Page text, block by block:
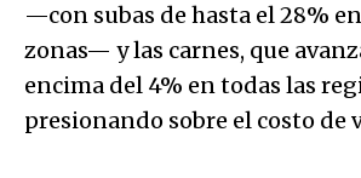
—con subas de hasta el 28%
zonas— y las carnes, que
encima del 4% en todas las
presionando sobre el costo de